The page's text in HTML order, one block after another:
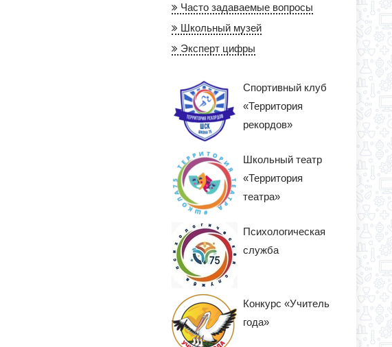
Часто задаваемые вопросы
Школьный музей
Эксперт цифры
Спортивный клуб
«Территория
рекордов»
Школьный театр
«Территория
театра»
Психологическая
служба
Конкурс «Учитель
года»